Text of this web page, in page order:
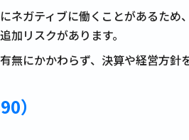
ネガティブに働くことがあるた
加リスクがあります。
無にかかわらず、決算や経営方針
）